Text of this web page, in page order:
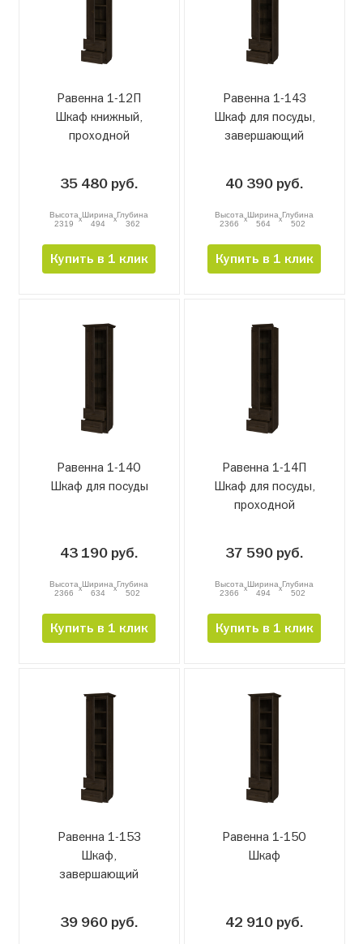
Равенна 1-12П
Шкаф книжный,
проходной
35 480 руб.
Высота
2319
xШирина
494
xГлубина
362
Купить в 1 клик
Равенна 1-14З
Шкаф для посуды,
завершающий
40 390 руб.
Высота
2366
xШирина
564
xГлубина
502
Купить в 1 клик
Равенна 1-14О
Шкаф для посуды
43 190 руб.
Высота
2366
xШирина
634
xГлубина
502
Купить в 1 клик
Равенна 1-14П
Шкаф для посуды,
проходной
37 590 руб.
Высота
2366
xШирина
494
xГлубина
502
Купить в 1 клик
Равенна 1-15З
Шкаф,
завершающий
39 960 руб.
Равенна 1-15О
Шкаф
42 910 руб.